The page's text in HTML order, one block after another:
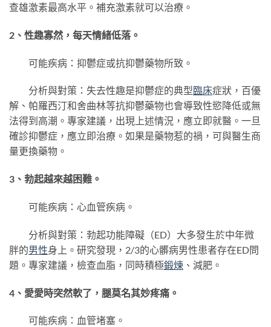
查雄激素最高水平。補充激素就可以治療。
2、性趣寡然，每天情緒低落。
可能疾病：抑鬱症或抗抑鬱藥物所致。
分析與對策：失去性趣是抑鬱症的典型臨床症狀，百優
解、帕羅西汀和舍曲林等抗抑鬱藥物也會導致性慾降低或無
法得到高潮。專家建議，出現上述情況，應立即就醫。一旦
確診抑鬱症，應立即治療。如果是藥物惹的禍，可與醫生商
量更換藥物。
3、勃起越來越困難。
可能疾病：心血管疾病。
分析與對策：勃起功能障礙（ED）大多發生於中年微
胖的男性身上。研究發現，2/3的心髒病男性患者存在ED問
題。專家建議，檢查血脂，同時積極鍛煉 、減肥。
4、愛愛時突然軟了，腿莫名其妙疼痛。
可能疾病：血管堵塞。